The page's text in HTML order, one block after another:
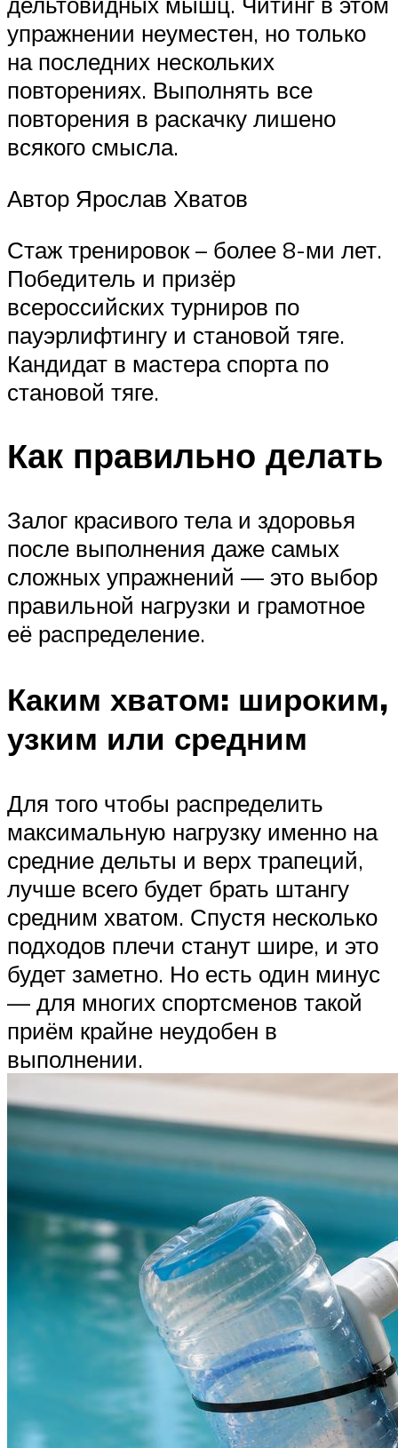
упражнении неуместен, но только
на последних нескольких
повторениях. Выполнять все
повторения в раскачку лишено
всякого смысла.
Автор Ярослав Хватов
Стаж тренировок – более 8-ми лет.
Победитель и призёр
всероссийских турниров по
пауэрлифтингу и становой тяге.
Кандидат в мастера спорта по
становой тяге.
Как правильно делать
Залог красивого тела и здоровья
после выполнения даже самых
сложных упражнений — это выбор
правильной нагрузки и грамотное
её распределение.
Каким хватом: широким,
узким или средним
Для того чтобы распределить
максимальную нагрузку именно на
средние дельты и верх трапеций,
лучше всего будет брать штангу
средним хватом. Спустя несколько
подходов плечи станут шире, и это
будет заметно. Но есть один минус
— для многих спортсменов такой
приём крайне неудобен в
выполнении.